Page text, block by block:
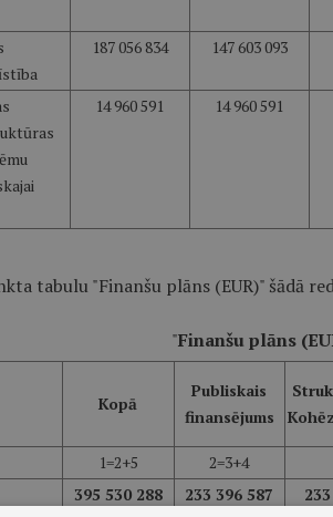
187 056 834 147 603 093
14 960 591 14 960 591
tabulu "Finanšu plāns (EUR)" šādā
"Finanšu plāns
Kopā
Publiskais
finansējums
1=2+5 2=3+4
395 530 288 233 396 587